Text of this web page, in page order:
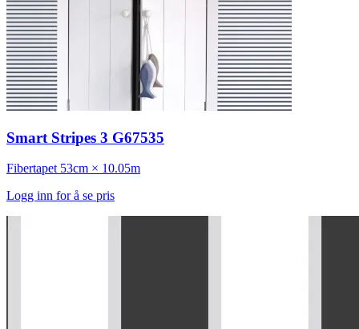
Smart Stripes 3 G67535
Fibertapet 53cm × 10.05m
Logg inn for å se pris